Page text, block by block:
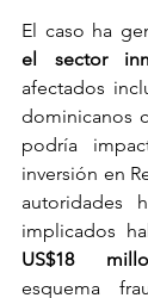
El caso ha
el sector
afectados
dominicanos
podría
inversión en
autoridades
US$18
esquema